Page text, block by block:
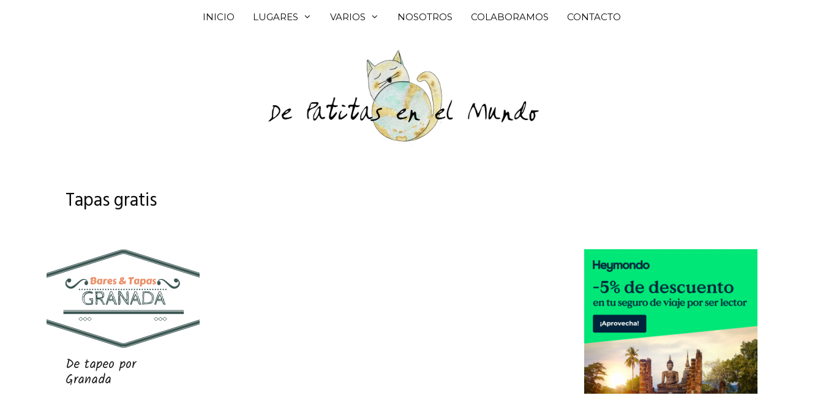
INICIO LUGARES VARIOS NOSOTROS COLABORAMOS CONTACTO
Tapas gratis
De tapeo por
Granada